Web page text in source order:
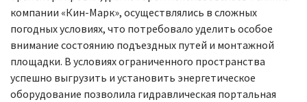
компании «Кин-Марк», осуществлялись в сложных
погодных условиях, что потребовало уделить особое
внимание состоянию подъездных путей и монтажной
площадки. В условиях ограниченного пространства
успешно выгрузить и установить энергетическое
оборудование позволила гидравлическая портальная